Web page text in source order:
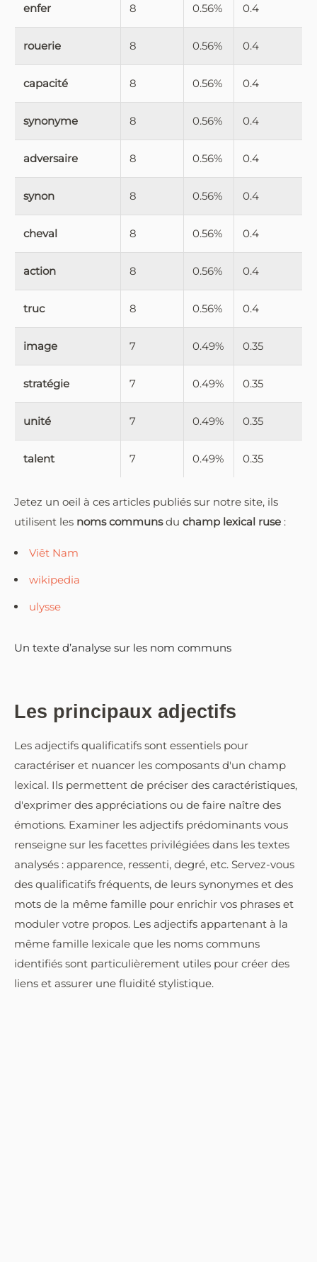
enfer 8 0.56% 0.4
rouerie 8 0.56% 0.4
capacité 8 0.56% 0.4
synonyme 8 0.56% 0.4
adversaire 8 0.56% 0.4
synon 8 0.56% 0.4
cheval 8 0.56% 0.4
action 8 0.56% 0.4
truc 8 0.56% 0.4
image 7 0.49% 0.35
stratégie 7 0.49% 0.35
unité 7 0.49% 0.35
talent 7 0.49% 0.35
Jetez un oeil à ces articles publiés sur notre site, ils
utilisent les noms communsdu champ lexical ruse :
Viêt Nam
wikipedia
ulysse
Un texte d’analyse sur les nom communs
Les principaux adjectifs
Les adjectifs qualificatifs sont essentiels pour
caractériser et nuancer les composants d'un champ
lexical. Ils permettent de préciser des caractéristiques,
d'exprimer des appréciations ou de faire naître des
émotions. Examiner les adjectifs prédominants vous
renseigne sur les facettes privilégiées dans les textes
analysés : apparence, ressenti, degré, etc. Servez-vous
des qualificatifs fréquents, de leurs synonymes et des
mots de la même famille pour enrichir vos phrases et
moduler votre propos. Les adjectifs appartenant à la
même famille lexicale que les noms communs
identifiés sont particulièrement utiles pour créer des
liens et assurer une fluidité stylistique.